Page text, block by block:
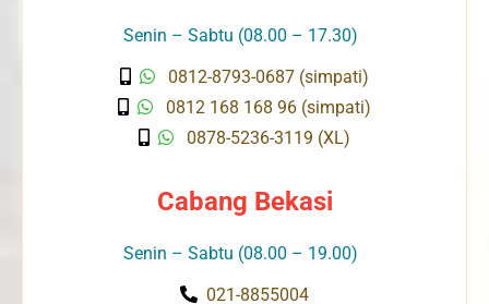
Senin – Sabtu (08.00 – 17.30)
0812-8793-0687 (simpati)
0812 168 168 96 (simpati)
0878-5236-3119 (XL)
Cabang Bekasi
Senin – Sabtu (08.00 – 19.00)
021-8855004